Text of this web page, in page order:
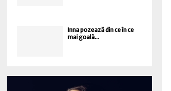
Inna pozează din ce în ce
mai goală...